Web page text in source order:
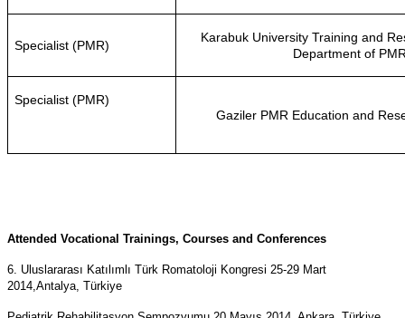
Specialist (PMR)
Karabuk University Training and
Department of
Specialist (PMR)
Gaziler PMR Education and
Attended Vocational Trainings, Courses and Conferences
6. Uluslararası Katılımlı Türk Romatoloji Kongresi 25-29 Mart
2014,Antalya, Türkiye